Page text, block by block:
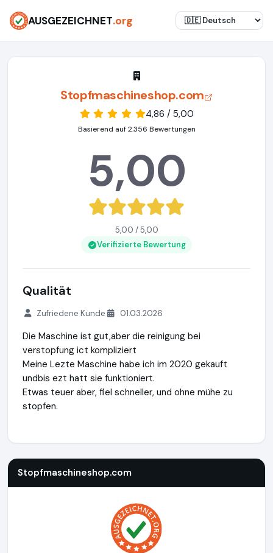
AUSGEZEICHNET.org
Stopfmaschineshop.com
4,86 / 5,00
Basierend auf 2.356 Bewertungen
5,00
5,00 / 5,00
Verifizierte Bewertung
Qualität
Zufriedene Kunde 01.03.2026
Die Maschine ist gut,aber die reinigung bei
verstopfung ict kompliziert
Meine Lezte Maschine habe ich im 2020 gekauft
undbis ezt hatt sie funktioniert.
Etwas teuer aber, fiel schneller, und ohne mühe zu
stopfen.
Stopfmaschineshop.com